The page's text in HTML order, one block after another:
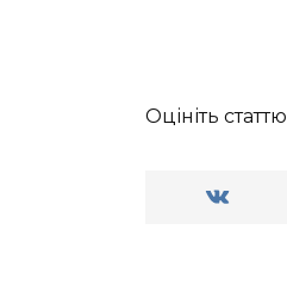
Оцініть статтю